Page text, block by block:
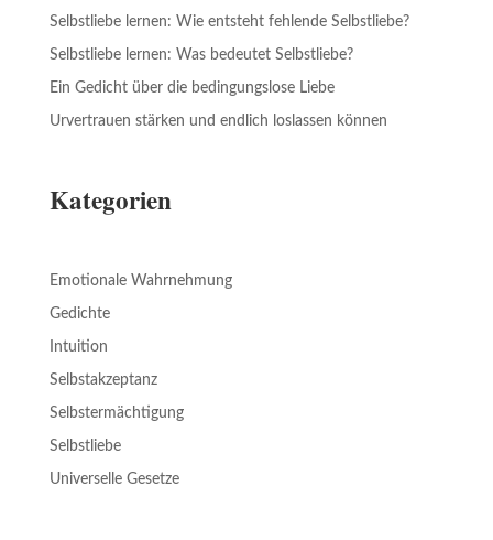
Selbstliebe lernen: Wie entsteht fehlende Selbstliebe?
Selbstliebe lernen: Was bedeutet Selbstliebe?
Ein Gedicht über die bedingungslose Liebe
Urvertrauen stärken und endlich loslassen können
Kategorien
Emotionale Wahrnehmung
Gedichte
Intuition
Selbstakzeptanz
Selbstermächtigung
Selbstliebe
Universelle Gesetze